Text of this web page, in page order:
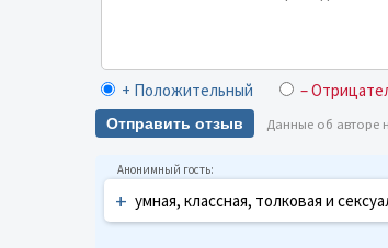
+ Положительный –
Отправить отзыв Данные об авторе
+ умная, классная, толковая и